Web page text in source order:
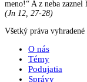
meno!“ A z neba zaznel
(Jn 12, 27-28)
Všetký práva
O nás
Témy
Podujatia
Správy